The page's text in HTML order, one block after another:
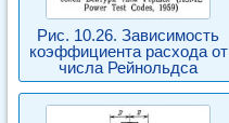
Рис. 10.26. Зависимость
коэффициента расхода от
числа Рейнольдса